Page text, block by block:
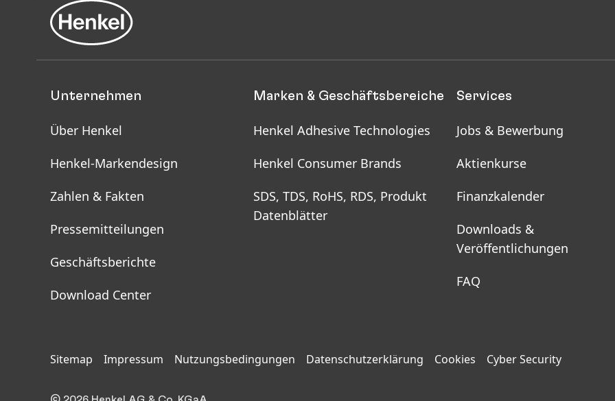
Unternehmen
Über Henkel
Henkel-Markendesign
Zahlen & Fakten
Pressemitteilungen
Geschäftsberichte
Download Center
Marken & Geschäftsbereiche
Henkel Adhesive Technologies
Henkel Consumer Brands
SDS, TDS, RoHS, RDS, Produkt
Datenblätter
Services
Jobs & Bewerbung
Aktienkurse
Finanzkalender
Downloads &
Veröffentlichungen
FAQ
Sitemap Impressum Nutzungsbedingungen Datenschutzerklärung Cookies Cyber Security